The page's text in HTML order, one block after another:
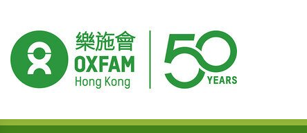
開始主要內容